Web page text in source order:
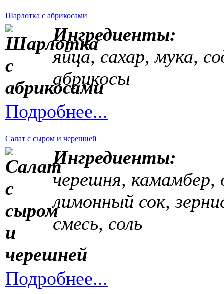
Шарлотка с абрикосами
Ингредиенты:
яйца, сахар, мука,
абрикосы
Подробнее...
Салат с сыром и черешней
Ингредиенты:
черешня, камамбер,
лимонный сок,
смесь, соль
Подробнее...